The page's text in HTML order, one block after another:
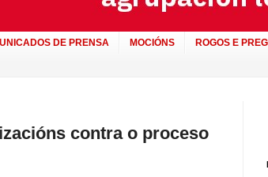
DE PRENSA MOCIÓNS ROGOS E
contra o proceso